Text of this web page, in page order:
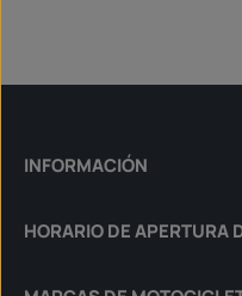
INFORMACIÓN
HORARIO DE APERTURA